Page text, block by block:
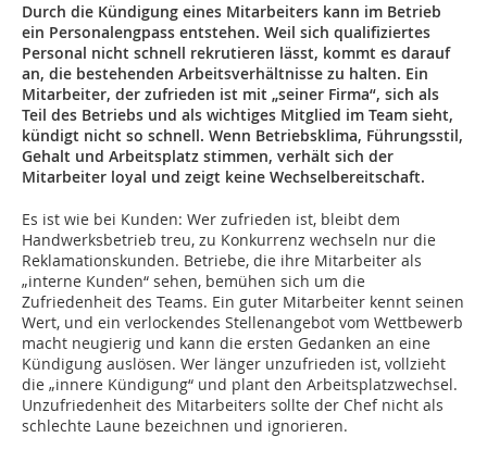
Durch die Kündigung eines Mitarbeiters kann im Betrieb
ein Personalengpass entstehen. Weil sich qualifiziertes
Personal nicht schnell rekrutieren lässt, kommt es darauf
an, die bestehenden Arbeitsverhältnisse zu halten. Ein
Mitarbeiter, der zufrieden ist mit „seiner Firma“, sich als
Teil des Betriebs und als wichtiges Mitglied im Team sieht,
kündigt nicht so schnell. Wenn Betriebsklima, Führungsstil,
Gehalt und Arbeitsplatz stimmen, verhält sich der
Mitarbeiter loyal und zeigt keine Wechselbereitschaft.
Es ist wie bei Kunden: Wer zufrieden ist, bleibt dem
Handwerksbetrieb treu, zu Konkurrenz wechseln nur die
Reklamationskunden. Betriebe, die ihre Mitarbeiter als
„interne Kunden“ sehen, bemühen sich um die
Zufriedenheit des Teams. Ein guter Mitarbeiter kennt seinen
Wert, und ein verlockendes Stellenangebot vom Wettbewerb
macht neugierig und kann die ersten Gedanken an eine
Kündigung auslösen. Wer länger unzufrieden ist, vollzieht
die „innere Kündigung“ und plant den Arbeitsplatzwechsel.
Unzufriedenheit des Mitarbeiters sollte der Chef nicht als
schlechte Laune bezeichnen und ignorieren.